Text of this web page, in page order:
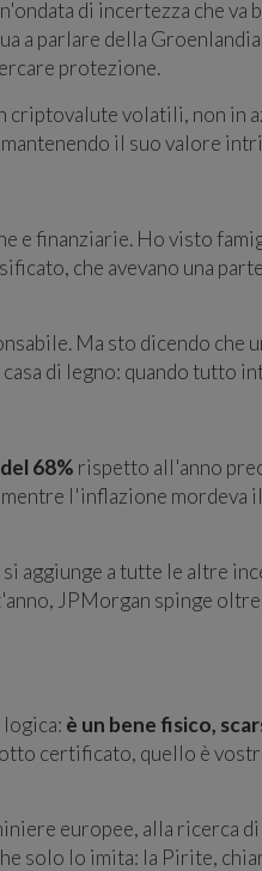
di incertezza che va
a parlare della
protezione.
volatili, non in
il suo valore
e finanziarie. Ho visto
che avevano una
Ma sto dicendo
di legno: quando
68% rispetto all'anno
l'inflazione
si aggiunge a tutte le altre
JPMorgan spinge
logica: è un bene fisico,
certificato, quello è
europee, alla ricerca
solo lo imita: la Pirite,